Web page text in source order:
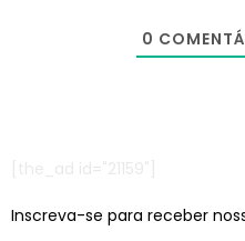
0
Inscreva-se para receber